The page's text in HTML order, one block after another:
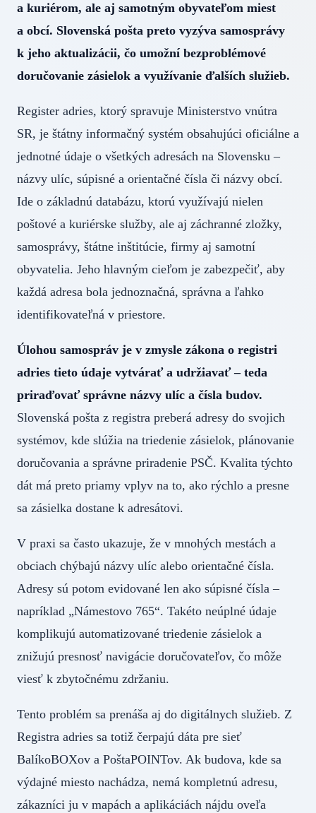
a kuriérom, ale aj samotným obyvateľom miest
a obcí. Slovenská pošta preto vyzýva samosprávy
k jeho aktualizácii, čo umožní bezproblémové
doručovanie zásielok a využívanie ďalších služieb.
Register adries, ktorý spravuje Ministerstvo vnútra
SR, je štátny informačný systém obsahujúci oficiálne a
jednotné údaje o všetkých adresách na Slovensku –
názvy ulíc, súpisné a orientačné čísla či názvy obcí.
Ide o základnú databázu, ktorú využívajú nielen
poštové a kuriérske služby, ale aj záchranné zložky,
samosprávy, štátne inštitúcie, firmy aj samotní
obyvatelia. Jeho hlavným cieľom je zabezpečiť, aby
každá adresa bola jednoznačná, správna a ľahko
identifikovateľná v priestore.
Úlohou samospráv je v zmysle zákona o registri
adries tieto údaje vytvárať a udržiavať – teda
priraďovať správne názvy ulíc a čísla budov.
Slovenská pošta z registra preberá adresy do svojich
systémov, kde slúžia na triedenie zásielok, plánovanie
doručovania a správne priradenie PSČ. Kvalita týchto
dát má preto priamy vplyv na to, ako rýchlo a presne
sa zásielka dostane k adresátovi.
V praxi sa často ukazuje, že v mnohých mestách a
obciach chýbajú názvy ulíc alebo orientačné čísla.
Adresy sú potom evidované len ako súpisné čísla –
napríklad „Námestovo 765“. Takéto neúplné údaje
komplikujú automatizované triedenie zásielok a
znižujú presnosť navigácie doručovateľov, čo môže
viesť k zbytočnému zdržaniu.
Tento problém sa prenáša aj do digitálnych služieb. Z
Registra adries sa totiž čerpajú dáta pre sieť
BalíkoBOXov a PoštaPOINTov. Ak budova, kde sa
výdajné miesto nachádza, nemá kompletnú adresu,
zákazníci ju v mapách a aplikáciách nájdu oveľa